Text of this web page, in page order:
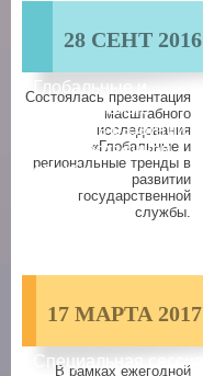
28 СЕНТ 2016
Глобальные и
региональные
тренды в развитии
государственной
службы
Состоялась презентация
масштабного
исследования
«Глобальные и
региональные тренды в
развитии
государственной
службы.
17 МАРТА 2017
Специальная сессия
В рамках ежегодной